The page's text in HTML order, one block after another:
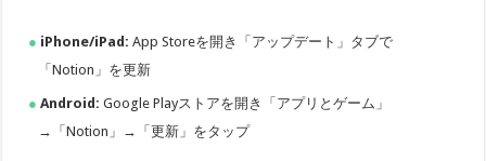
iPhone/iPad: App Storeを開き「アップデート」タブで
「Notion」を更新
Android: Google Playストアを開き「アプリとゲーム」
→「Notion」→「更新」をタップ